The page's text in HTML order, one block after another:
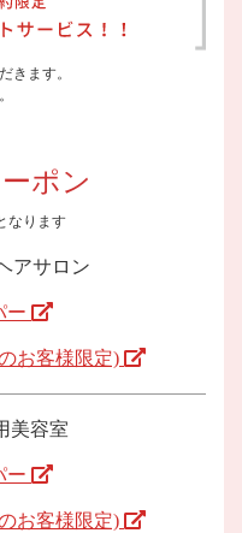
きます。
ポン
なります
アサロン
ー
お客様限定)
美容室
ー
お客様限定)